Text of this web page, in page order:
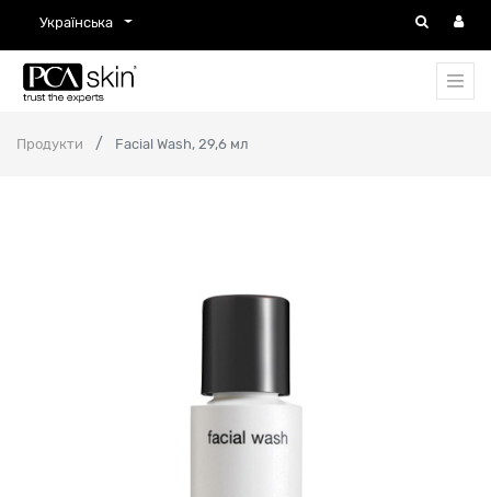
Українська
Продукти Facial Wash, 29,6 мл